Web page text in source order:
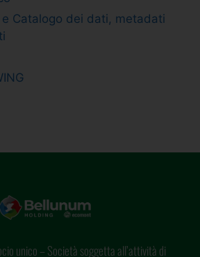
Catalogo dei dati, metadati
unico – Società soggetta all’attività di